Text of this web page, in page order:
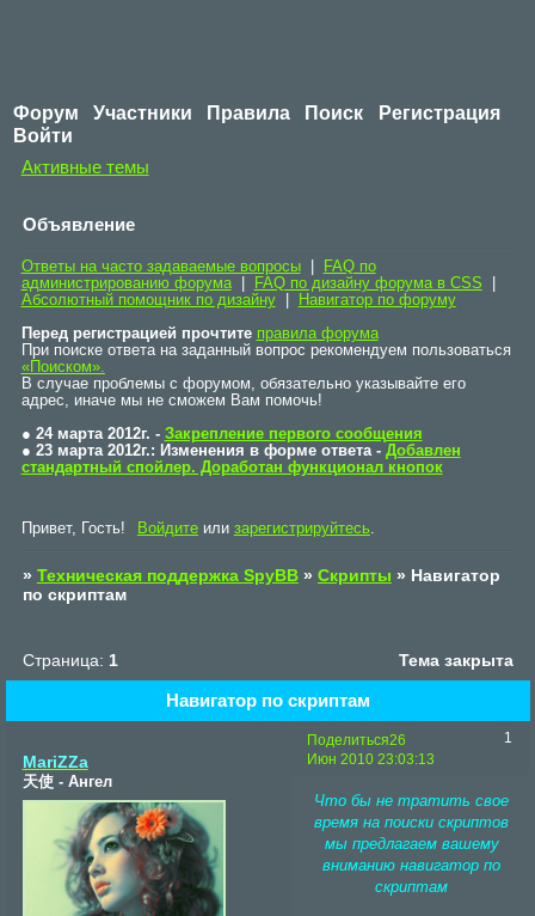
Форум Участники Правила Поиск
Регистрация
Войти
Активные темы
Объявление
Ответы на часто задаваемые вопросы|
FAQ по
администрированию форума| FAQ по дизайну форума в CSS
Абсолютный помощник по дизайну|
Навигатор по форуму
Перед регистрацией прочтите правила форума
При поиске ответа на заданный вопрос рекомендуем пользоваться
«Поиском».
В случае проблемы с форумом, обязательно указывайте его
адрес, иначе мы не сможем Вам помочь!
● 24 марта 2012г. - Закрепление первого сообщения
● 23 марта 2012г.: Изменения в форме ответа - Добавлен
стандартный спойлер. Доработан функционал кнопок
Привет, Гость! Войдитеили зарегистрируйтесь.
» Техническая поддержка SpyBB » Скрипты » Навигатор
по скриптам
Навигатор по скриптам
Страница: 1 Тема закрыта
Поделиться 1
26
Июн 2010 23:03:13
MariZZa
天使 - Ангел
Что бы не тратить свое
время на поиски скриптов
мы предлагаем вашему
вниманию навигатор по
скриптам